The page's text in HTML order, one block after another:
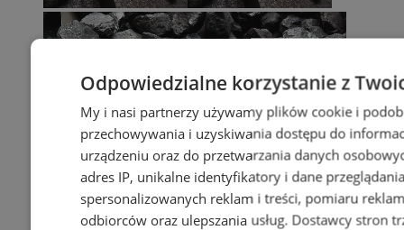
Odpowiedzialne korzystanie z
My i nasi partnerzy używamy plików cookie i
przechowywania i uzyskiwania dostępu do
urządzeniu oraz do przetwarzania danych
adres IP, unikalne identyfikatory i dane
spersonalizowanych reklam i treści, pomiaru
odbiorców oraz ulepszania usług. Dostawcy stron